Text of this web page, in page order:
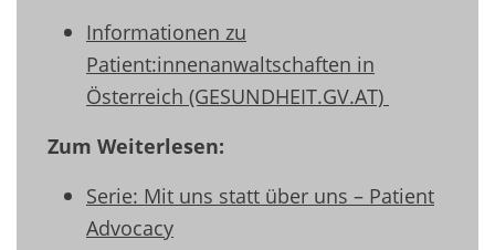
Informationen zu
Patient:innenanwaltschaften in
Österreich (GESUNDHEIT.GV.AT)
Zum Weiterlesen:
Serie: Mit uns statt über uns – Patient
Advocacy